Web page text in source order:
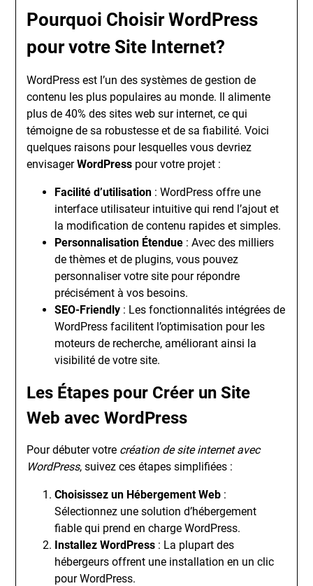
Pourquoi Choisir WordPress
pour votre Site Internet?
WordPress est l’un des systèmes de gestion de
contenu les plus populaires au monde. Il alimente
plus de 40% des sites web sur internet, ce qui
témoigne de sa robustesse et de sa fiabilité. Voici
quelques raisons pour lesquelles vous devriez
envisagerWordPress pour votre projet :
Facilité d’utilisation : WordPress offre une
interface utilisateur intuitive qui rend l’ajout et
la modification de contenu rapides et simples.
Personnalisation Étendue : Avec des milliers
de thèmes et de plugins, vous pouvez
personnaliser votre site pour répondre
précisément à vos besoins.
SEO-Friendly : Les fonctionnalités intégrées de
WordPress facilitent l’optimisation pour les
moteurs de recherche, améliorant ainsi la
visibilité de votre site.
Les Étapes pour Créer un Site
Web avec WordPress
Pour débuter votre création de site internet avec
WordPress, suivez ces étapes simplifiées :
Choisissez un Hébergement Web :
Sélectionnez une solution d’hébergement
fiable qui prend en charge WordPress.
Installez WordPress : La plupart des
hébergeurs offrent une installation en un clic
pour WordPress.